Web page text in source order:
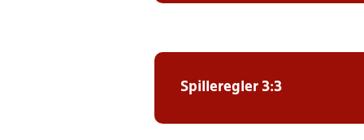
Spilleregler 3:3